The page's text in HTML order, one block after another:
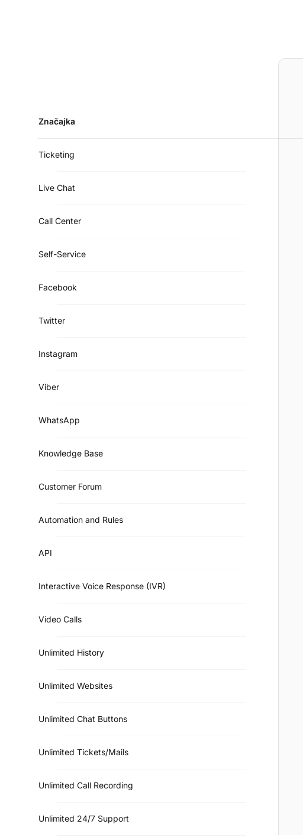
Značajka
Ticketing
Live Chat
Call Center
Self-Service
Facebook
Twitter
Instagram
Viber
WhatsApp
Knowledge Base
Customer Forum
Automation and Rules
API
Interactive Voice Response (IVR)
Video Calls
Unlimited History
Unlimited Websites
Unlimited Chat Buttons
Unlimited Tickets/Mails
Unlimited Call Recording
Unlimited 24/7 Support